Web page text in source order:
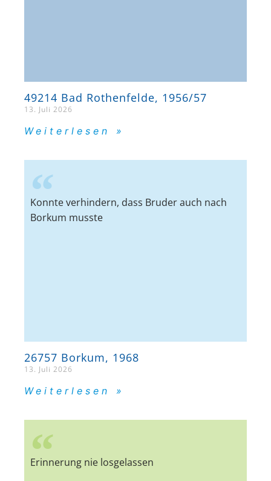
49214 Bad Rothenfelde, 1956/57
13. Juli 2026
Weiterlesen »
26757 Borkum, 1968
13. Juli 2026
Konnte verhindern, dass Bruder auch nach
Borkum musste
Weiterlesen »
Erinnerung nie losgelassen